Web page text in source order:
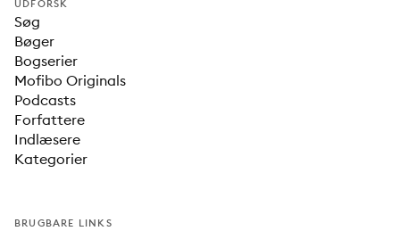
UDFORSK
Søg
Bøger
Bogserier
Mofibo Originals
Podcasts
Forfattere
Indlæsere
Kategorier
BRUGBARE LINKS